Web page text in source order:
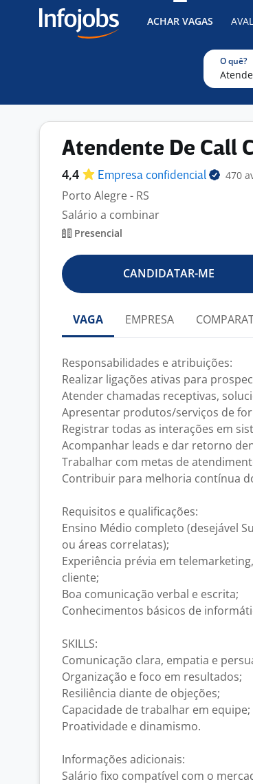
ACHAR VAGAS
O quê?
Atendente De Call
4,4 Empresa confidencial 470
Porto Alegre - RS
Salário a combinar
Presencial
CANDIDATAR-ME
VAGA EMPRESA
Responsabilidades e atribuições:
Realizar ligações ativas para
Atender chamadas receptivas,
Apresentar produtos/serviços de
Registrar todas as interações em
Acompanhar leads e dar retorno
Trabalhar com metas de
Contribuir para melhoria contínua
Requisitos e qualificações:
Ensino Médio completo (desejável
ou áreas correlatas);
Experiência prévia em
cliente;
Boa comunicação verbal e escrita;
Conhecimentos básicos de
SKILLS:
Comunicação clara, empatia e
Organização e foco em resultados;
Resiliência diante de objeções;
Capacidade de trabalhar em equipe;
Proatividade e dinamismo.
Informações adicionais:
Salário fixo compatível com o